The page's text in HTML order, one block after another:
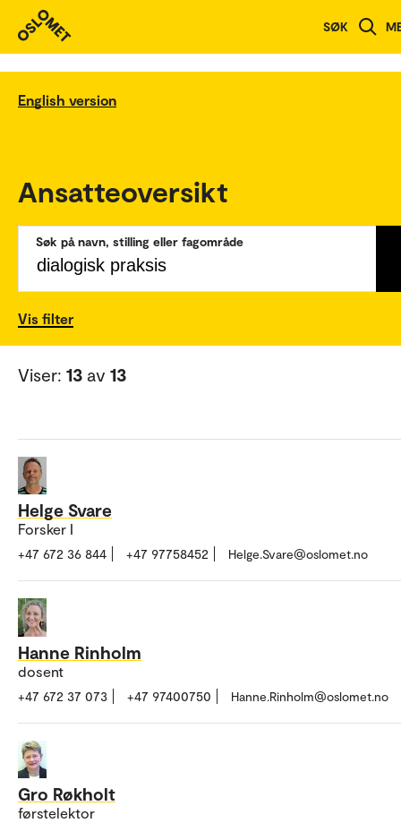
SØK
English version
Ansatteoversikt
Søk på navn, stilling eller fagområde
Vis filter
Viser: 13 av 13
Helge Svare
Forsker I
+47 672 36 844 +47 97758452 Helge.Svare@oslomet.no
Hanne Rinholm
dosent
+47 672 37 073 +47 97400750 Hanne.Rinholm@oslomet.no
Gro Røkholt
førstelektor